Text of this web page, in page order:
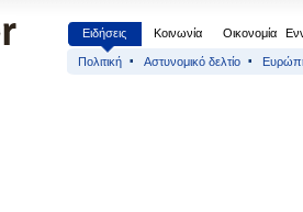
Ειδήσεις Κοινωνία Οικονομία
Πολιτική Αστυνομικό δελτίο